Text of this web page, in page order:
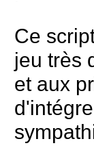
Ce
jeu très
et aux